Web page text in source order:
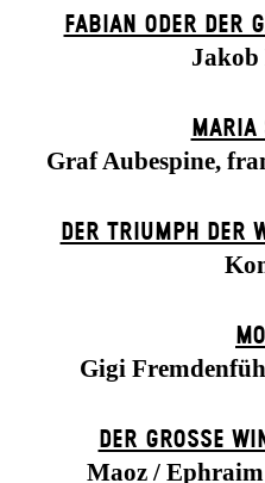
FABIAN ODER DER
Jakob
MARIA
Graf Aubespine,
DER TRIUMPH DER
Gigi
DER GROSSE
Maoz /